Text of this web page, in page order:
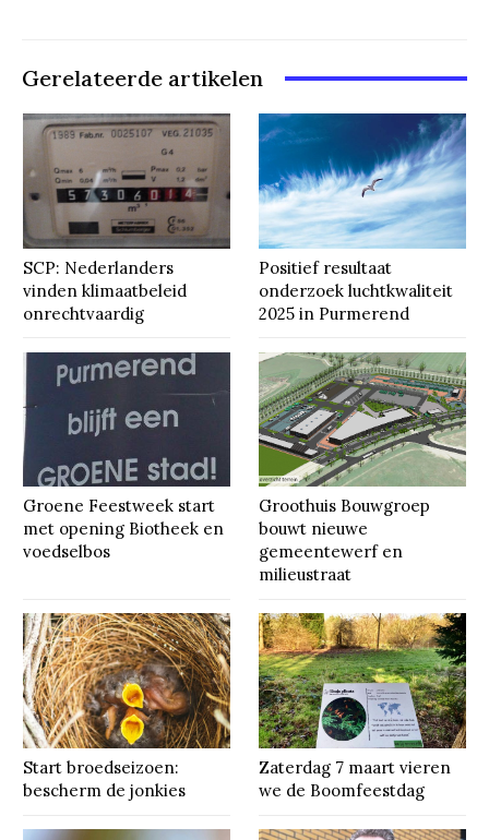
Gerelateerde artikelen
SCP: Nederlanders
vinden klimaatbeleid
onrechtvaardig
Positief resultaat
onderzoek luchtkwaliteit
2025 in Purmerend
Groene Feestweek start
met opening Biotheek en
voedselbos
Groothuis Bouwgroep
bouwt nieuwe
gemeentewerf en
milieustraat
Start broedseizoen:
bescherm de jonkies
Zaterdag 7 maart vieren
we de Boomfeestdag